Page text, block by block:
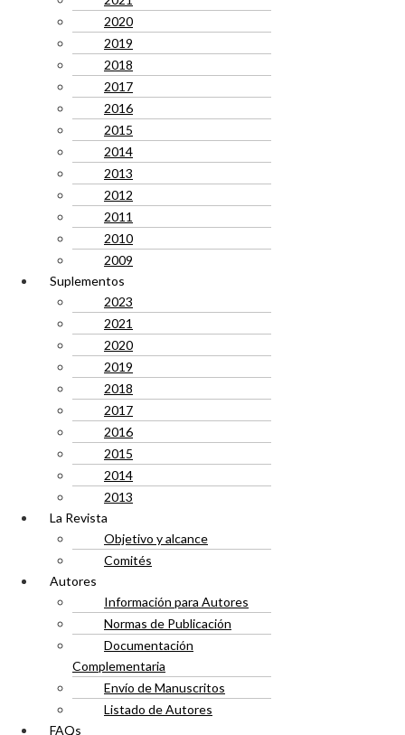
2020
2019
2018
2017
2016
2015
2014
2013
2012
2011
2010
2009
Suplementos
2023
2021
2020
2019
2018
2017
2016
2015
2014
2013
La Revista
Objetivo y alcance
Comités
Autores
Información para Autores
Normas de Publicación
Documentación
Complementaria
Envío de Manuscritos
Listado de Autores
FAQs